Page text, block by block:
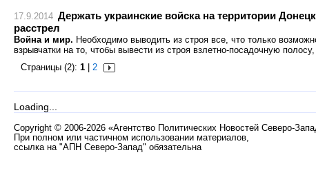
17.9.2014 Держать украинские войска на территории
расстрел
Война и мир. Необходимо выводить из строя все, что только
взрывчатки на то, чтобы вывести из строя взлетно-посадочную
Страницы (2): 1 2
Loading...
Copyright © 2006-2026 «Агентство Политических Новостей Северо-
При полном или частичном использовании материалов,
ссылка на "АПН Северо-Запад" обязательна